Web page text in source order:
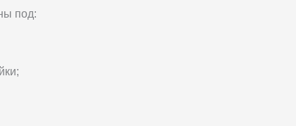
под: